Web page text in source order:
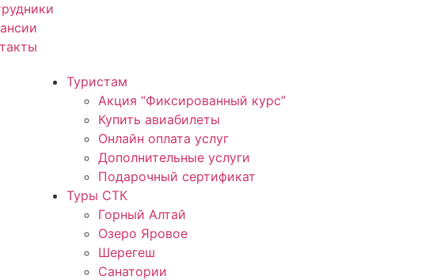
Туристам
Акция “Фиксированный курс”
Купить авиабилеты
Онлайн оплата услуг
Дополнительные услуги
Подарочный сертификат
Туры СТК
Горный Алтай
Озеро Яровое
Шерегеш
Санатории